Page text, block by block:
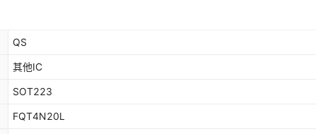
QS
其他IC
SOT223
FQT4N20L